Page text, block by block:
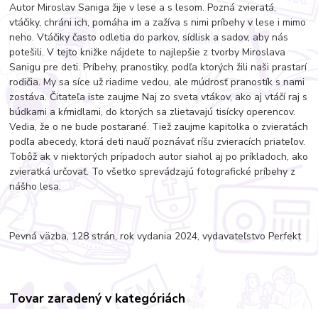
Autor Miroslav Saniga žije v lese a s lesom. Pozná zvieratá,
vtáčiky, chráni ich, pomáha im a zažíva s nimi príbehy v lese i mimo
neho. Vtáčiky často odletia do parkov, sídlisk a sadov, aby nás
potešili. V tejto knižke nájdete to najlepšie z tvorby Miroslava
Sanigu pre deti. Príbehy, pranostiky, podľa ktorých žili naši prastarí
rodičia. My sa síce už riadime vedou, ale múdrosť pranostík s nami
zostáva. Čitateľa iste zaujme Naj zo sveta vtákov, ako aj vtáčí raj s
búdkami a kŕmidlami, do ktorých sa zlietavajú tisícky operencov.
Vedia, že o ne bude postarané. Tiež zaujme kapitolka o zvieratách
podľa abecedy, ktorá deti naučí poznávať ríšu zvieracích priateľov.
Tobôž ak v niektorých prípadoch autor siahol aj po príkladoch, ako
zvieratká určovať. To všetko sprevádzajú fotografické príbehy z
nášho lesa.
Pevná väzba, 128 strán, rok vydania 2024, vydavateľstvo Perfekt
Tovar zaradený v kategóriách